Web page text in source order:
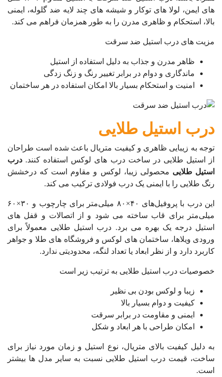
های ایمن، لولا های توکار و شیشه های چند لایه ضد گلوله، ایمنی
بالا، استحکام و ظاهری مدرن را به طور همزمان فراهم می کند.
مزیت های درب استیل ضد سرقت
ظاهر مدرن و جذاب به دلیل استفاده از استیل
ماندگاری و دوام در برابر تغییر رنگ و زنگ زدگی
امنیت و استحکام بسیار بالا امکان استفاده در هر ساختمان
درب استیل طلایی
توجه به زیبایی ظاهری و کیفیت متریال باعث شده است طراحان
از استیل طلایی در ساخت درب های لوکس استفاده کنند. درب
استیل طلایی محصولی زیبا، لوکس و مقاوم است که درخشش
رنگ طلایی را با ایمنی یک درب فولادی ترکیب می کند.
این درب با پروفیل‌های ۴۰×۸۰ میلی‌متر برای چارچوب و ۳۰×۶۰
میلی‌متر برای قاب ساخته می شود و از اتصالات و قفل های
استیل درجه یک بهره می برد. درب استیل طلایی معمولاً برای
ورودی ویلاها، ساختمان های لوکس و فروشگاه های طلا و جواهر
کاربرد دارد و از نظر ابعاد یا تعداد لنگه، محدودیتی ندارد.
خصوصیات درب استیل طلایی به ترتیب زیر است
زیبا و لوکس بودن بی نظیر
کیفیت و دوام بسیار بالا
ایمنی و مقاومت در برابر سرقت
امکان طراحی با هر ابعاد و شکل
به دلیل کیفیت بالای متریال، نوع استیل و زمان مورد نیاز برای
ساخت، قیمت درب استیل طلایی نسبت به سایر مدل ها بیشتر
است.